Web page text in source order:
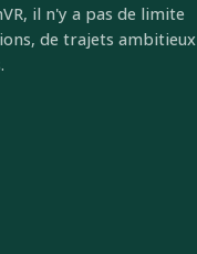
il n'y a pas de limite
de trajets ambitieux